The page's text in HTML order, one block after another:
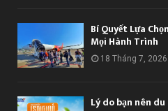
Bí Quyết Lựa
Mọi Hành Trình
18 Tháng 7, 2026
Lý do bạn nên